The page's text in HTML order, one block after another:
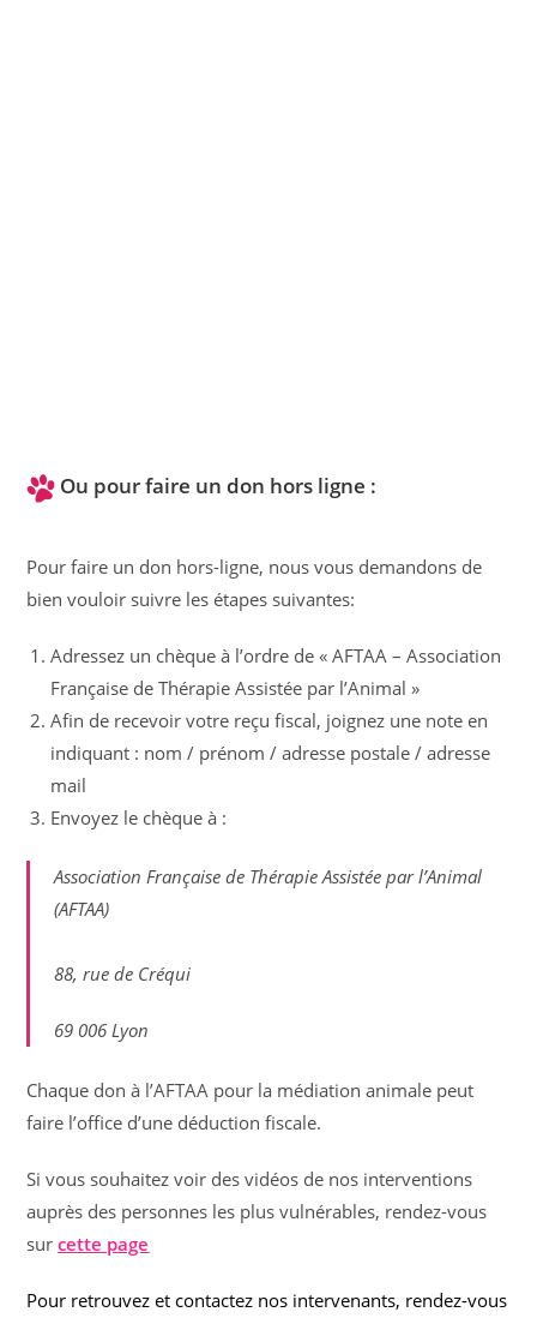
Ou pour faire un don hors ligne :
Pour faire un don hors-ligne, nous vous demandons de
bien vouloir suivre les étapes suivantes:
Adressez un chèque à l’ordre de « AFTAA – Association
Française de Thérapie Assistée par l’Animal »
Afin de recevoir votre reçu fiscal, joignez une note en
indiquant : nom / prénom / adresse postale / adresse
mail
Envoyez le chèque à :
Association Française de Thérapie Assistée par l’Animal
(AFTAA)
88, rue de Créqui
69 006 Lyon
Chaque don à l’AFTAA pour la médiation animale peut
faire l’office d’une déduction fiscale.
Si vous souhaitez voir des vidéos de nos interventions
auprès des personnes les plus vulnérables, rendez-vous
surcette page
Pour retrouvez et contactez nos intervenants, rendez-vous